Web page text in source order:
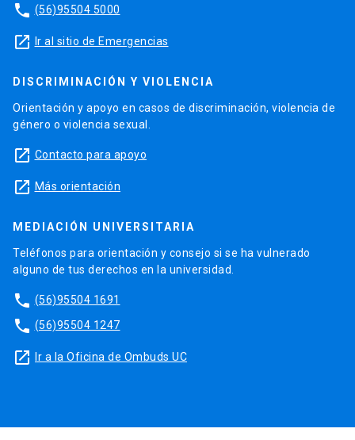
phone (56)95504 5000
launch Ir al sitio de Emergencias
DISCRIMINACIÓN Y VIOLENCIA
Orientación y apoyo en casos de discriminación, violencia de
género o violencia sexual.
launch Contacto para apoyo
launch Más orientación
MEDIACIÓN UNIVERSITARIA
Teléfonos para orientación y consejo si se ha vulnerado
alguno de tus derechos en la universidad.
phone (56)95504 1691
phone (56)95504 1247
launch Ir a la Oficina de Ombuds UC